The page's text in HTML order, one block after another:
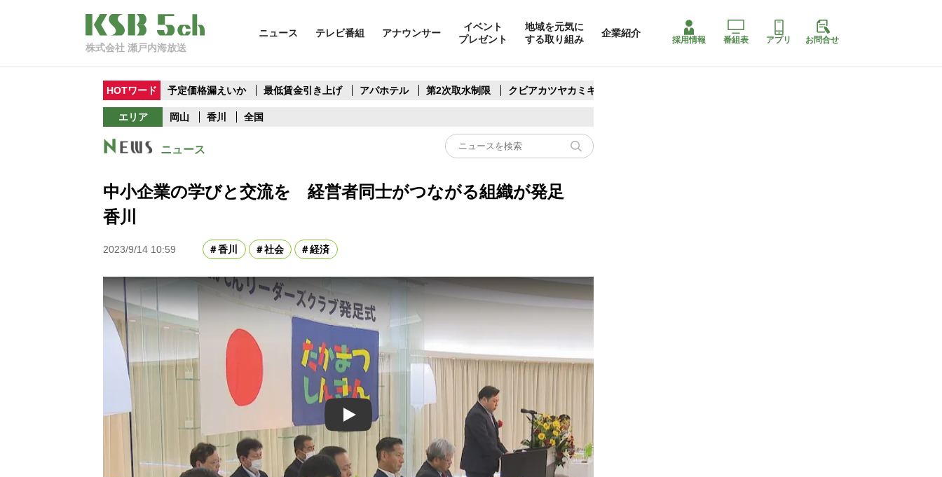
株式会社 瀬戸内海放送
ニュース テレビ番組 アナウンサー
イベント
プレゼント
地域を元気に
する取り組み
企業紹介
採用情報 番組表 アプリ お問合せ
HOTワード 予定価格漏えいか 最低賃金引き上げ アパホテル 第2次取水制限 クビアカツヤカミキリ
エリア 岡山 香川 全国
ニュース
中小企業の学びと交流を 経営者同士がつながる組織が発足
香川
2023/9/14 10:59 香川 社会 経済
Play